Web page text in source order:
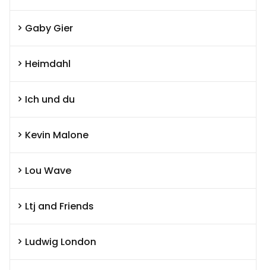
Gaby Gier
Heimdahl
Ich und du
Kevin Malone
Lou Wave
Ltj and Friends
Ludwig London